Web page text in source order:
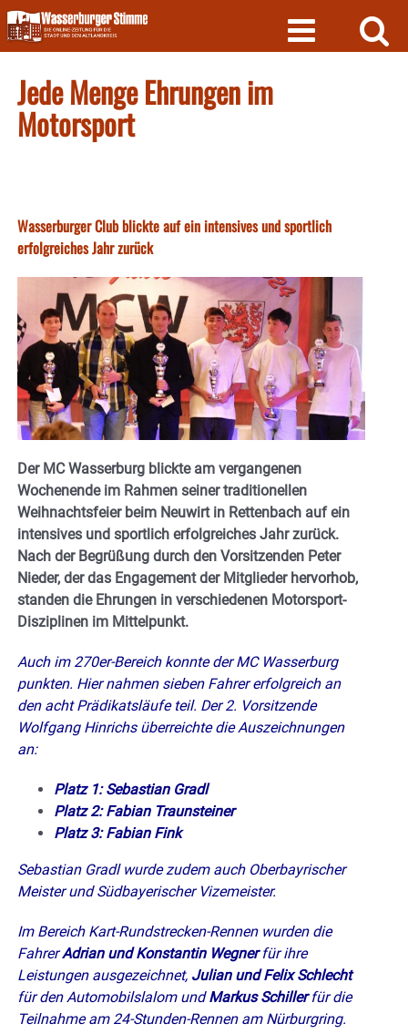
Skip
to
content
Jede Menge Ehrungen im
Motorsport
Wasserburger Club blickte auf ein intensives und sportlich
erfolgreiches Jahr zurück
Der MC Wasserburg blickte am vergangenen
Wochenende im Rahmen seiner traditionellen
Weihnachtsfeier beim Neuwirt in Rettenbach auf ein
intensives und sportlich erfolgreiches Jahr zurück.
Nach der Begrüßung durch den Vorsitzenden Peter
Nieder, der das Engagement der Mitglieder hervorhob,
standen die Ehrungen in verschiedenen Motorsport-
Disziplinen im Mittelpunkt.
Auch im 270er-Bereich konnte der MC Wasserburg
punkten. Hier nahmen sieben Fahrer erfolgreich an
den acht Prädikatsläufe teil. Der 2. Vorsitzende
Wolfgang Hinrichs überreichte die Auszeichnungen
an:
Platz 1: Sebastian Gradl
Platz 2: Fabian Traunsteiner
Platz 3: Fabian Fink
Sebastian Gradl wurde zudem auch Oberbayrischer
Meister und Südbayerischer Vizemeister.
Im Bereich Kart-Rundstrecken-Rennen wurden die
FahrerAdrian und Konstantin Wegnerfür ihre
Leistungen ausgezeichnet, Julian und Felix Schlecht
für den Automobilslalom undMarkus Schillerfür die
Teilnahme am 24-Stunden-Rennen am Nürburgring.